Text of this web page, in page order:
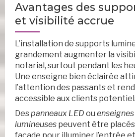
Avantages des
et visibilité accrue
L’installation de supports
grandement augmenter la
notarial, surtout pendant les
Une enseigne bien éclairée
l’attention des passants et
accessible aux clients
Despanneaux LED ou enseignes
lumineuses peuvent être